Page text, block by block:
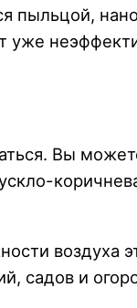
пыльцой,
уже
Вы
воздуха
садов и